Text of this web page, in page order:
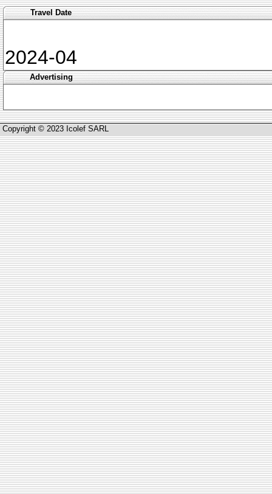
Travel Date
2024-04
Advertising
Copyright © 2023 Icolef SARL